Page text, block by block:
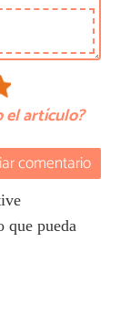
el artículo?
comentario
que pueda